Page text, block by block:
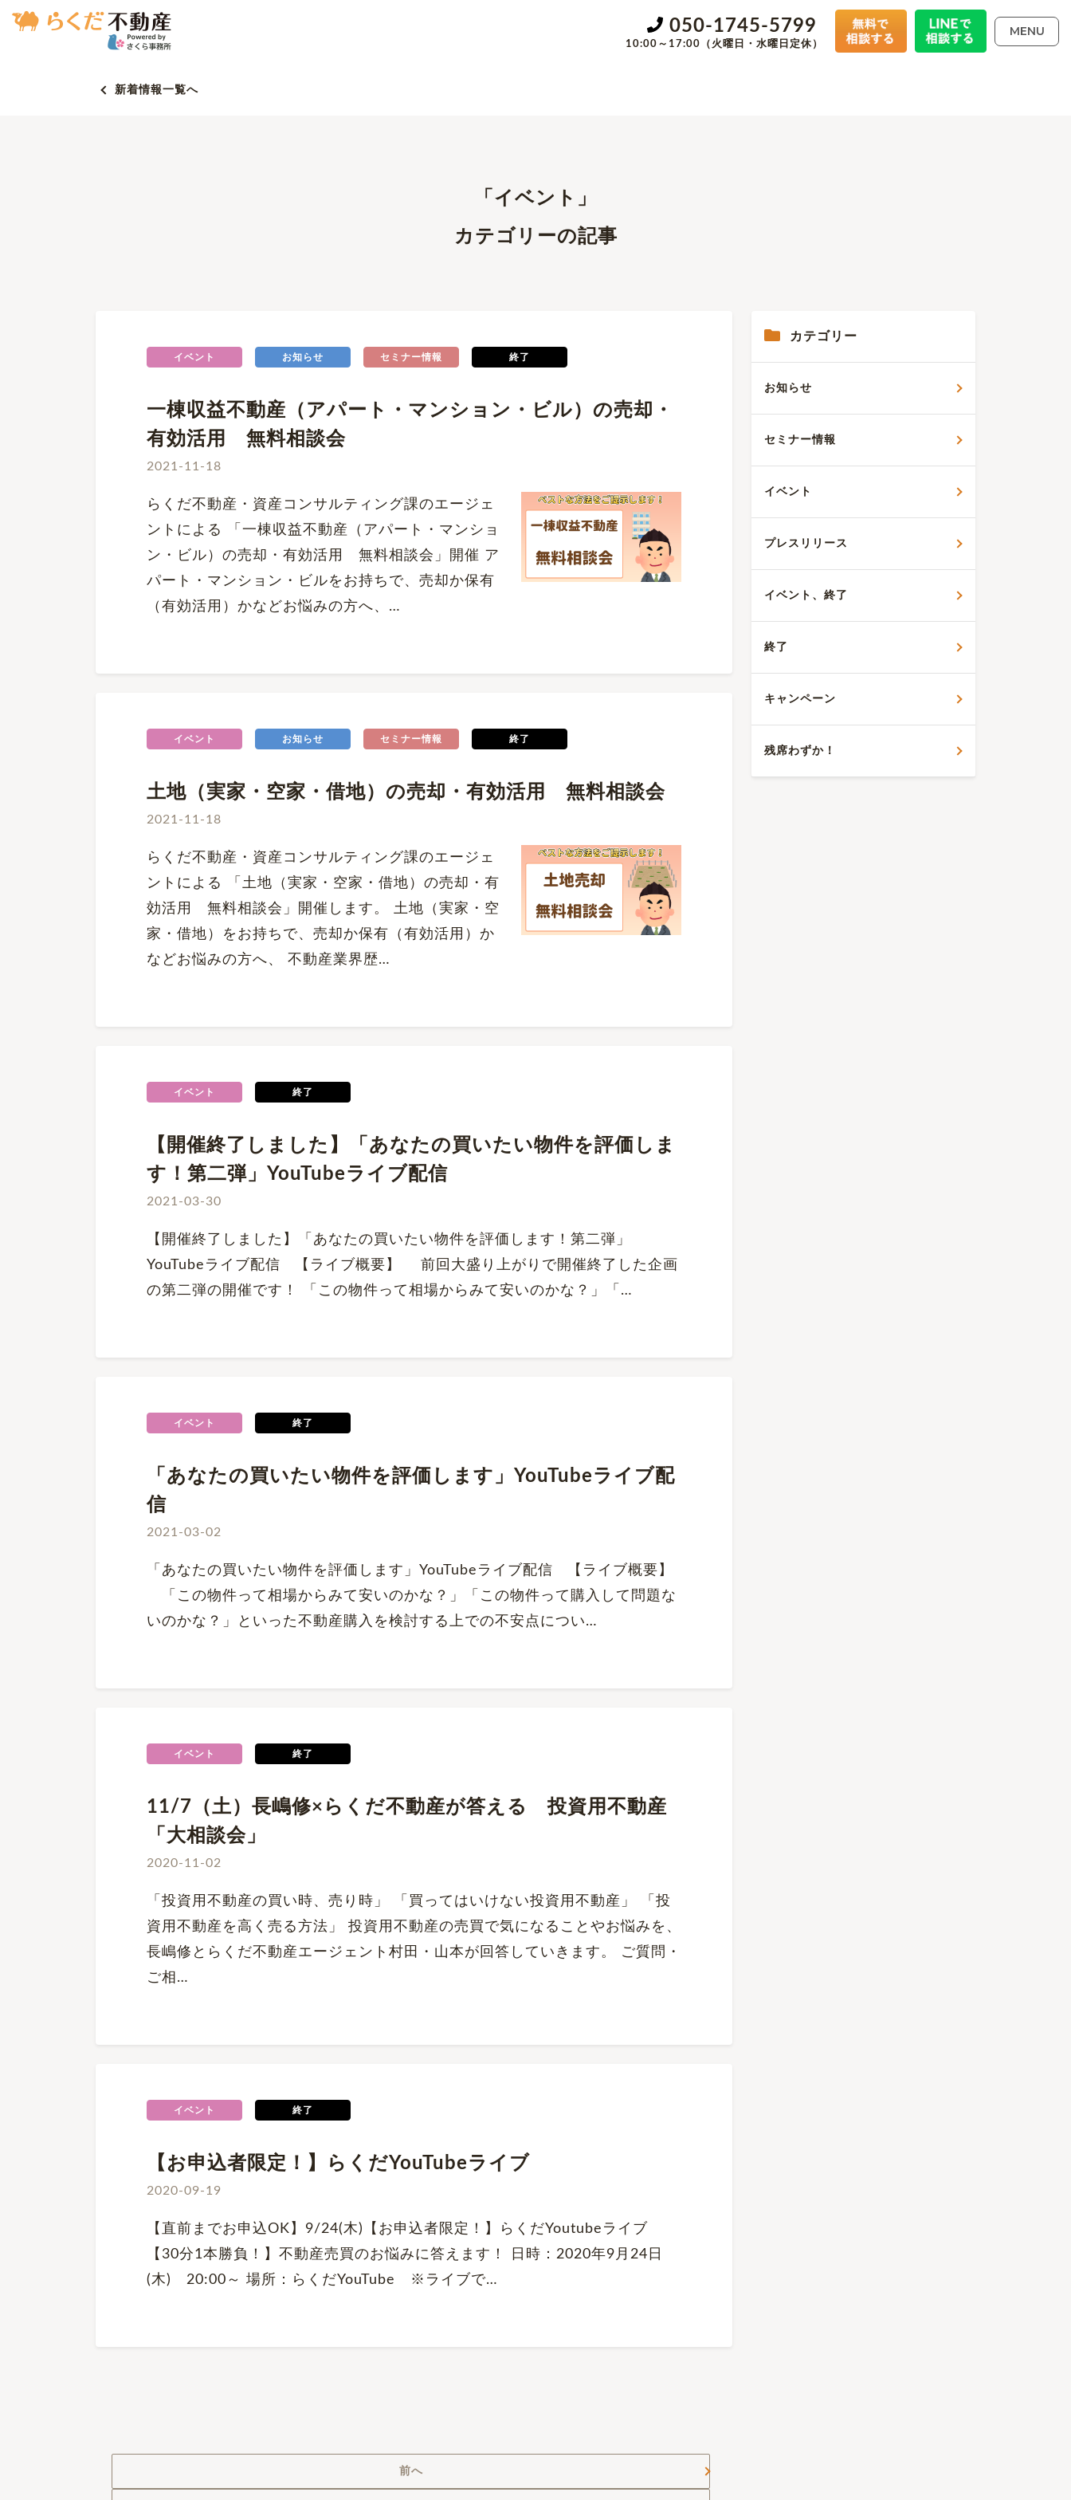
050-1745-5799
10:00～17:00（火曜日・水曜日定休）
MENU
新着情報一覧へ
「イベント」
カテゴリーの記事
イベント お知らせ セミナー情報 終了
一棟収益不動産（アパート・マンション・ビル）の売却・
有効活用 無料相談会
2021-11-18
らくだ不動産・資産コンサルティング課のエージェ
ントによる 「一棟収益不動産（アパート・マンショ
ン・ビル）の売却・有効活用 無料相談会」開催 ア
パート・マンション・ビルをお持ちで、売却か保有
（有効活用）かなどお悩みの方へ、…
イベント お知らせ セミナー情報 終了
土地（実家・空家・借地）の売却・有効活用 無料相談会
2021-11-18
らくだ不動産・資産コンサルティング課のエージェ
ントによる 「土地（実家・空家・借地）の売却・有
効活用 無料相談会」開催します。 土地（実家・空
家・借地）をお持ちで、売却か保有（有効活用）か
などお悩みの方へ、 不動産業界歴…
イベント 終了
【開催終了しました】「あなたの買いたい物件を評価しま
す！第二弾」YouTubeライブ配信
2021-03-30
【開催終了しました】「あなたの買いたい物件を評価します！第二弾」
YouTubeライブ配信 【ライブ概要】 前回大盛り上がりで開催終了した企画
の第二弾の開催です！ 「この物件って相場からみて安いのかな？」「…
イベント 終了
「あなたの買いたい物件を評価します」YouTubeライブ配
信
2021-03-02
「あなたの買いたい物件を評価します」YouTubeライブ配信 【ライブ概要】
「この物件って相場からみて安いのかな？」「この物件って購入して問題な
いのかな？」といった不動産購入を検討する上での不安点につい…
イベント 終了
11/7（土）長嶋修×らくだ不動産が答える 投資用不動産
「大相談会」
2020-11-02
「投資用不動産の買い時、売り時」 「買ってはいけない投資用不動産」 「投
資用不動産を高く売る方法」 投資用不動産の売買で気になることやお悩みを、
長嶋修とらくだ不動産エージェント村田・山本が回答していきます。 ご質問・
ご相…
イベント 終了
【お申込者限定！】らくだYouTubeライブ
2020-09-19
【直前までお申込OK】9/24(木)【お申込者限定！】らくだYoutubeライブ
【30分1本勝負！】不動産売買のお悩みに答えます！ 日時：2020年9月24日
(木) 20:00～ 場所：らくだYouTube ※ライブで…
ナ
前へ
カテゴリー
お知らせ
セミナー情報
イベント
プレスリリース
イベント、終了
終了
キャンペーン
残席わずか！